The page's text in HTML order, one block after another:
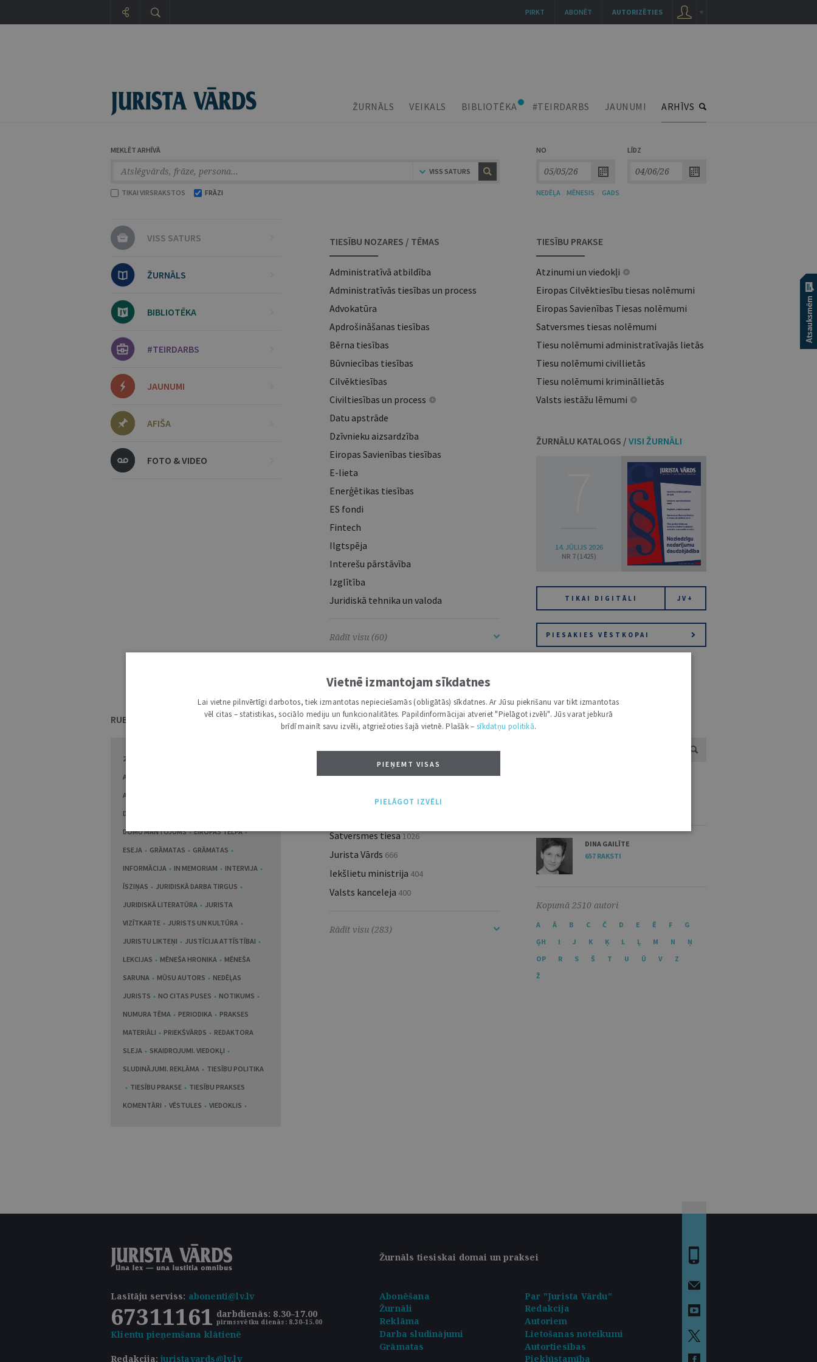
ŽURNĀLS VEIKALS BIBLIOTĒKA #TEIRDARBS JAUNUMI ARHĪVS
MEKLĒT ARHĪVĀ
VISS SATURS
TIKAI VIRSRAKSTOS FRĀZI
NO LĪDZ
NEDĒĻA MĒNESIS GADS
VISS SATURS
ŽURNĀLS
BIBLIOTĒKA
#TEIRDARBS
JAUNUMI
AFIŠA
FOTO & VIDEO
TIESĪBU NOZARES / TĒMAS
Administratīvā atbildība
Administratīvās tiesības un process
Advokatūra
Apdrošināšanas tiesības
Bērna tiesības
Būvniecības tiesības
Cilvēktiesības
Civiltiesības un process
Datu apstrāde
Dzīvnieku aizsardzība
Eiropas Savienības tiesības
E-lieta
Enerģētikas tiesības
ES fondi
Fintech
Ilgtspēja
Interešu pārstāvība
Izglītība
Juridiskā tehnika un valoda
Rādīt visu (60)
TIESĪBU PRAKSE
Atzinumi un viedokļi
Eiropas Cilvēktiesību tiesas nolēmumi
Eiropas Savienības Tiesas nolēmumi
Satversmes tiesas nolēmumi
Tiesu nolēmumi administratīvajās lietās
Tiesu nolēmumi civillietās
Tiesu nolēmumi krimināllietās
Valsts iestāžu lēmumi
ŽURNĀLU KATALOGS / VISI ŽURNĀLI
14. JŪLIJS 2026
NR 7 (1425)
TIKAI DIGITĀLI JV+
PIESAKIES VĒSTKOPAI
RUBRIKAS
2014. GADS LATVIJAS TIESLIETU SISTĒMĀ
AKADĒMISKĀ DZĪVE
ATSAUCOTIES UZ PUBLICĒTO
DARBĪBĀ
DOMU MANTOJUMS
EIROPAS TELPĀ
ESEJA
GRĀMATAS
GRĀMATAS
INFORMĀCIJA
IN MEMORIAM
INTERVIJA
ĪSZIŅAS
JURIDISKĀ DARBA TIRGUS
JURIDISKĀ LITERATŪRA
JURISTA
VIZĪTKARTE
JURISTS UN KULTŪRA
JURISTU LIKTEŅI
JUSTĪCIJA ATTĪSTĪBAI
LEKCIJAS
MĒNEŠA HRONIKA
MĒNEŠA
SARUNA
MŪSU AUTORS
NEDĒĻAS
JURISTS
NO CITAS PUSES
NOTIKUMS
NUMURA TĒMA
PERIODIKA
PRAKSES
MATERIĀLI
PRIEKŠVĀRDS
REDAKTORA
SLEJA
SKAIDROJUMI. VIEDOKĻI
SLUDINĀJUMI. REKLĀMA
TIESĪBU POLITIKA
TIESĪBU PRAKSE
TIESĪBU PRAKSES
KOMENTĀRI
VĒSTULES VIEDOKLIS
IESTĀDES UN INSTITŪCIJAS
Augstākā tiesa2655
Tieslietu ministrija 1896
Satversmes tiesa1026
Jurista Vārds 666
Iekšlietu ministrija 404
Valsts kanceleja 400
Rādīt visu (283)
AUTORU KATALOGS /
DINA GAILĪTE
657 RAKSTI
Kopumā 2510 autori
A Ā B C Č D E Ē F
G
ĢH I J K Ķ L Ļ M N
Ņ
OP R S Š T U Ū V
Z
Ž
Žurnāls tiesiskai domai un praksei
Lasītāju serviss: abonenti@lv.lv
67311161 darbdienās: 8.30–17.00
pirmssvētku dienās: 8.30–15.00
Klientu pieņemšana klātienē
Abonēšana
Par "Jurista Vārdu"
Žurnāli
Redakcija
Reklāma
Autoriem
Darba sludinājumi
Lietošanas noteikumi
Redakcija:juristavards@lv.lv
Grāmatas
Autortiesības
Piekļūstamība
AUTORIZĒTIES
ABONĒT
PIRKT
Vietnē izmantojam sīkdatnes
Lai vietne pilnvērtīgi darbotos, tiek izmantotas nepieciešamās (obligātās) sīkdatnes. Ar Jūsu piekrišanu var tikt izmantotas
vēl citas – statistikas, sociālo mediju un funkcionalitātes. Papildinformācijai atveriet "Pielāgot izvēli". Jūs varat jebkurā
brīdī mainīt savu izvēli, atgriežoties šajā vietnē. Plašāk – sīkdatņu politikā.
PIEŅEMT VISAS
PIELĀGOT IZVĒLI